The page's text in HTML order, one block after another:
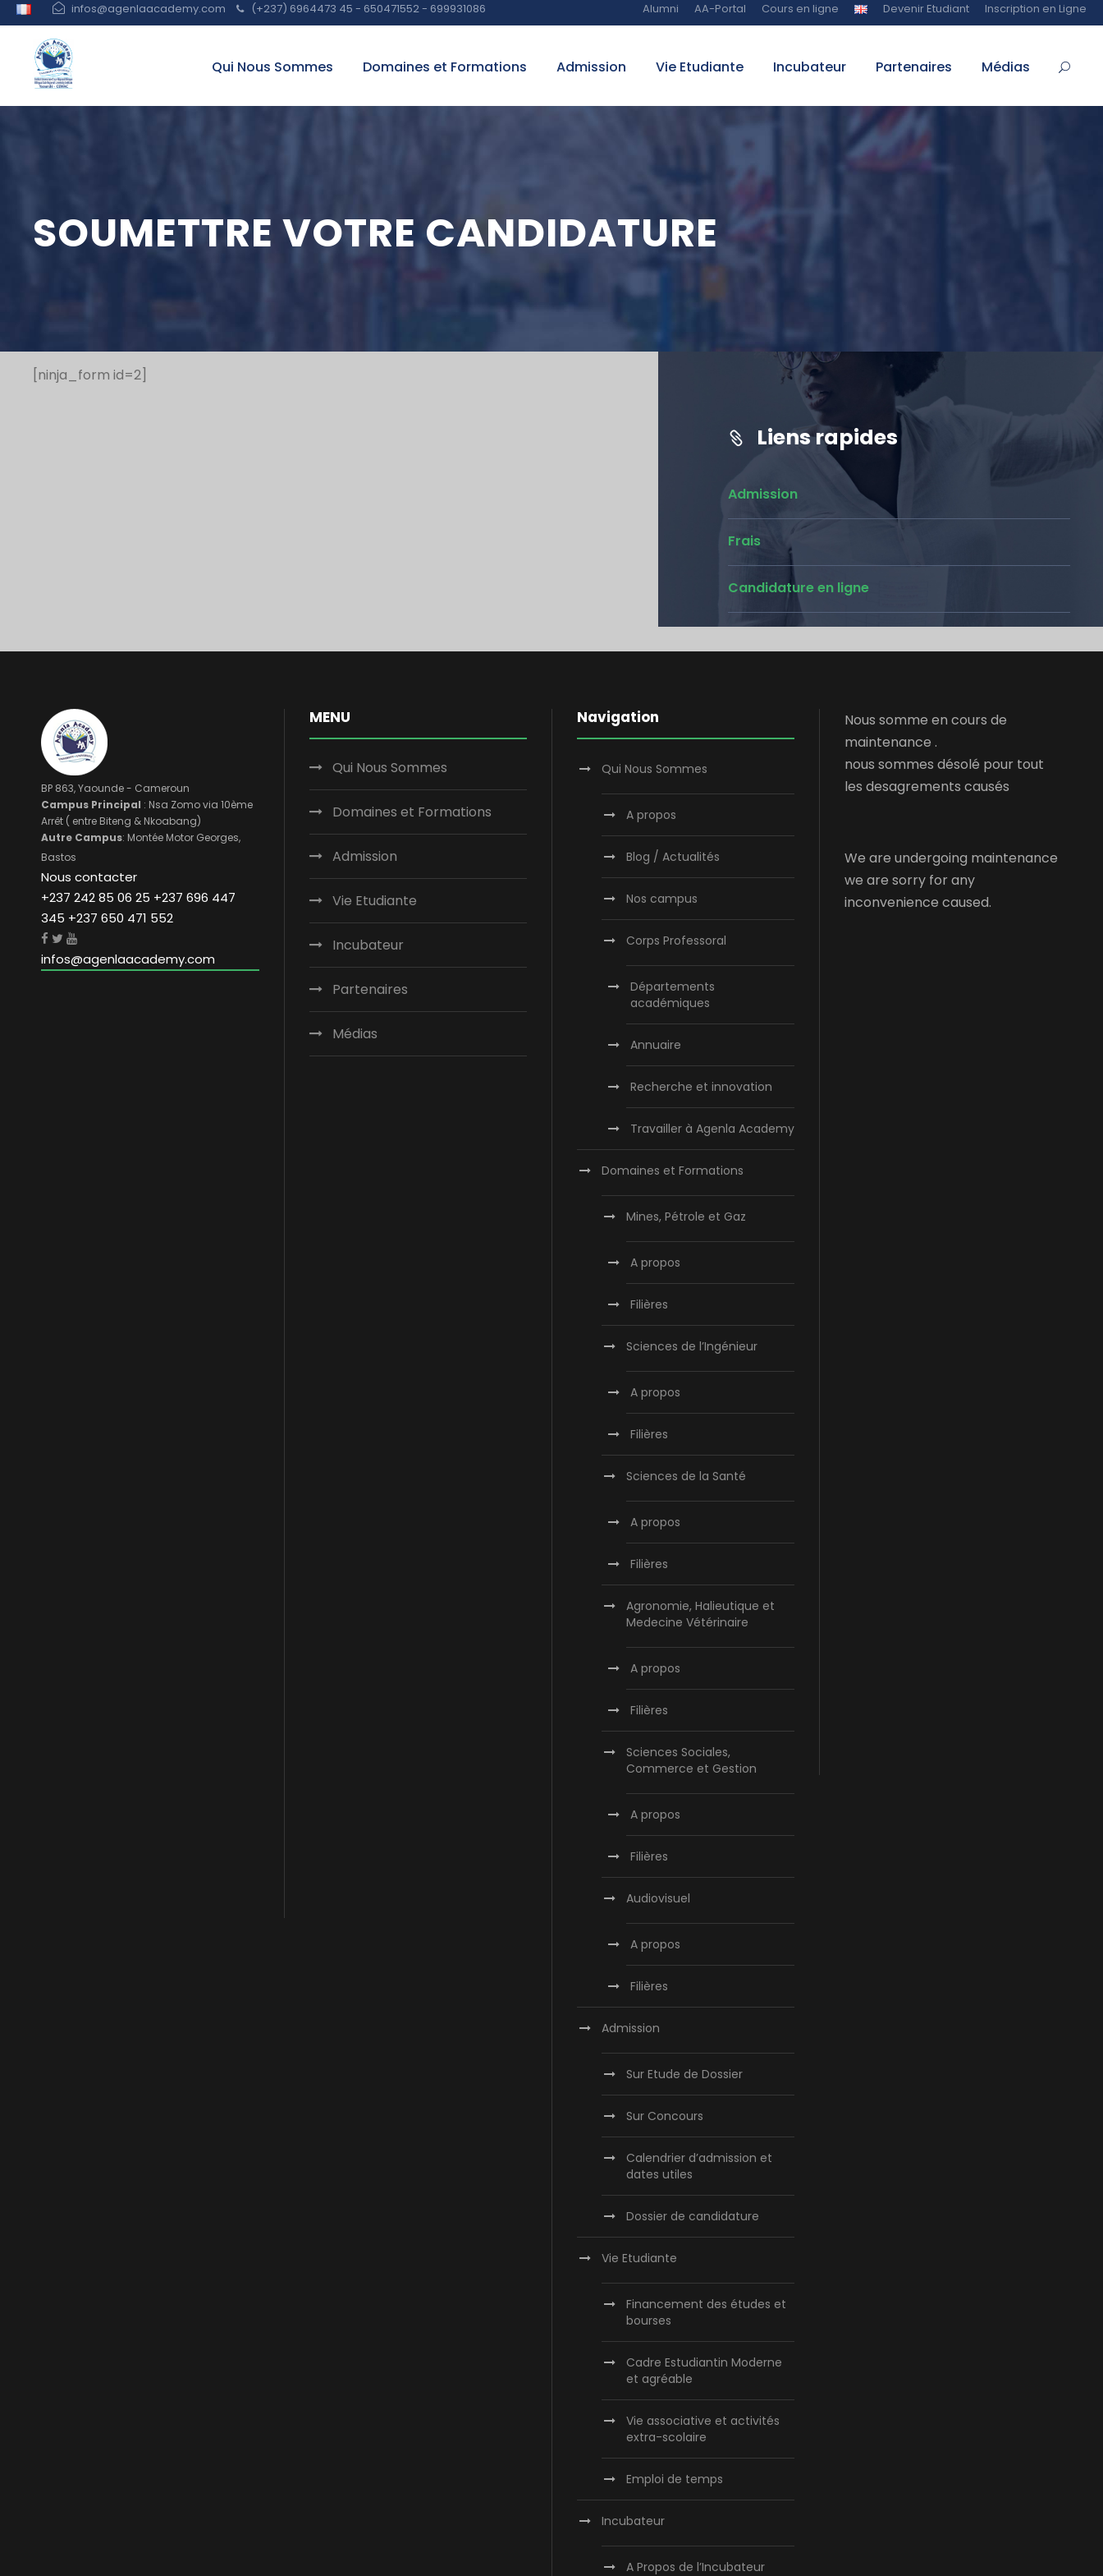
infos@agenlaacademy.com (+237) 6964473 45 - 650471552 - 699931086 Alumni AA-Portal Cours en ligne Devenir Etudiant Inscription en Ligne
Qui Nous Sommes Domaines et Formations Admission Vie Etudiante Incubateur Partenaires Médias
SOUMETTRE VOTRE CANDIDATURE
[ninja_form id=2]
Liens rapides
Admission
Frais
Candidature en ligne
BP 863, Yaounde - Cameroun
Campus Principal : Nsa Zomo via 10ème
Arrêt ( entre Biteng & Nkoabang)
Autre Campus: Montée Motor Georges,
Bastos
Nous contacter
+237 242 85 06 25 +237 696 447
345 +237 650 471 552
infos@agenlaacademy.com
MENU
Qui Nous Sommes
Domaines et Formations
Admission
Vie Etudiante
Incubateur
Partenaires
Médias
Navigation
Qui Nous Sommes
A propos
Blog / Actualités
Nos campus
Corps Professoral
Départements
académiques
Annuaire
Recherche et innovation
Travailler à Agenla Academy
Domaines et Formations
Mines, Pétrole et Gaz
A propos
Filières
Sciences de l’Ingénieur
A propos
Filières
Sciences de la Santé
A propos
Filières
Agronomie, Halieutique et
Medecine Vétérinaire
A propos
Filières
Sciences Sociales,
Commerce et Gestion
A propos
Filières
Audiovisuel
A propos
Filières
Admission
Sur Etude de Dossier
Sur Concours
Calendrier d’admission et
dates utiles
Dossier de candidature
Vie Etudiante
Financement des études et
bourses
Cadre Estudiantin Moderne
et agréable
Vie associative et activités
extra-scolaire
Emploi de temps
Incubateur
A Propos de l’Incubateur
Nous somme en cours de
maintenance .
nous sommes désolé pour tout
les desagrements causés
We are undergoing maintenance
we are sorry for any
inconvenience caused.